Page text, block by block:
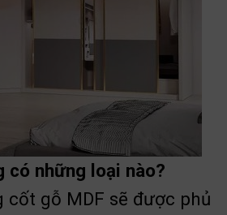
có những loại nào?
cốt gỗ MDF sẽ được phủ